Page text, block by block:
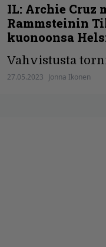
IL: Archie Cruz
Rammsteinin
kuonoonsa
Vahvistusta
27.05.2023 Jonna Ikonen